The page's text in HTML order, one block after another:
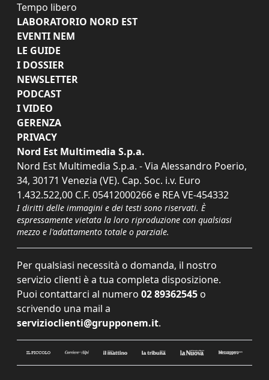
Tempo libero
LABORATORIO NORD EST
EVENTI NEM
LE GUIDE
I DOSSIER
NEWSLETTER
PODCAST
I VIDEO
GERENZA
PRIVACY
Nord Est Multimedia S.p.a.
Nord Est Multimedia S.p.a. - Via Alessandro Poerio,
34, 30171 Venezia (VE). Cap. Soc. i.v. Euro
1.432.522,00 C.F. 05412000266 e REA VE-454332
I diritti delle immagini e dei testi sono riservati. È
espressamente vietata la loro riproduzione con qualsiasi
mezzo e l'adattamento totale o parziale.
Per qualsiasi necessità o domanda, il nostro
servizio clienti è a tua completa disposizione.
Puoi contattarci al numero 02 89362545 o
scrivendo una mail a
servizioclienti@grupponem.it.